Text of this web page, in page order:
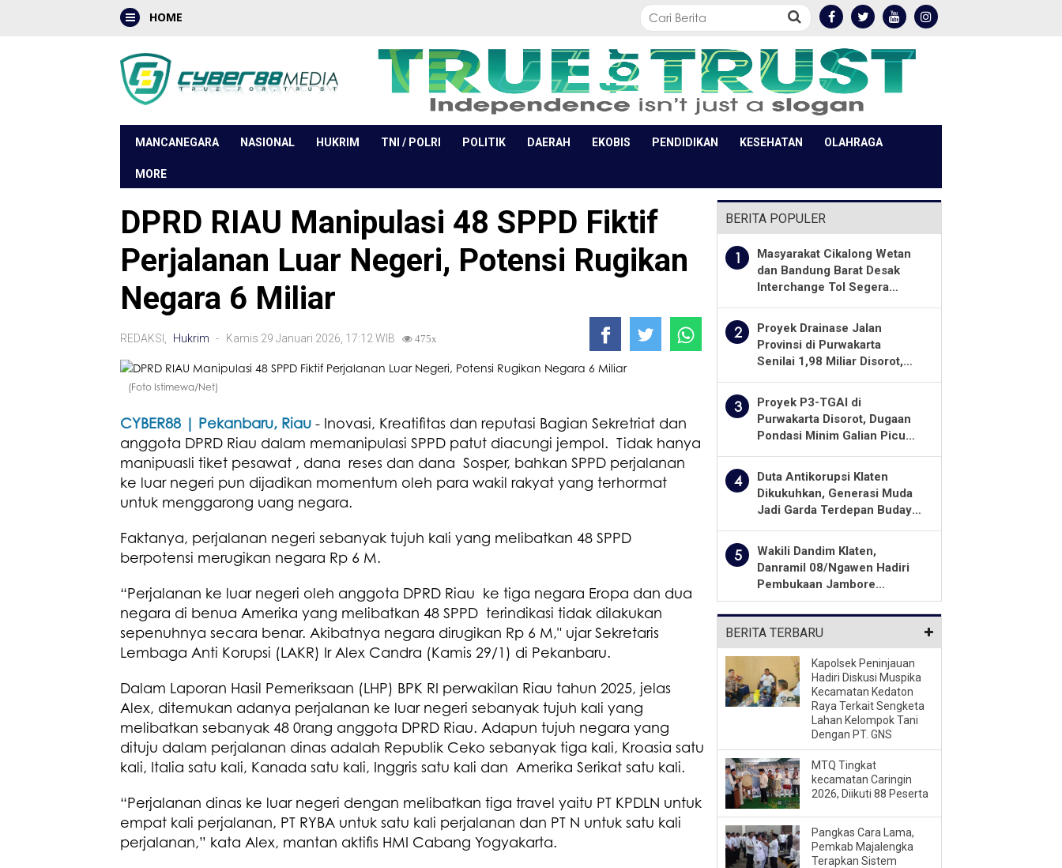
HOME
MANCANEGARA NASIONAL HUKRIM TNI / POLRI POLITIK DAERAH EKOBIS PENDIDIKAN KESEHATAN OLAHRAGA
MORE
DPRD RIAU Manipulasi 48 SPPD Fiktif
Perjalanan Luar Negeri, Potensi Rugikan
Negara 6 Miliar
REDAKSI, Hukrim - Kamis 29 Januari 2026, 17:12 WIB 475x
(Foto Istimewa/Net)
CYBER88 | Pekanbaru, Riau - Inovasi, Kreatifitas dan reputasi Bagian Sekretriat dan
anggota DPRD Riau dalam memanipulasi SPPD patut diacungi jempol. Tidak hanya
manipuasli tiket pesawat , dana reses dan dana Sosper, bahkan SPPD perjalanan
ke luar negeri pun dijadikan momentum oleh para wakil rakyat yang terhormat
untuk menggarong uang negara.
Faktanya, perjalanan negeri sebanyak tujuh kali yang melibatkan 48 SPPD
berpotensi merugikan negara Rp 6 M.
“Perjalanan ke luar negeri oleh anggota DPRD Riau ke tiga negara Eropa dan dua
negara di benua Amerika yang melibatkan 48 SPPD terindikasi tidak dilakukan
sepenuhnya secara benar. Akibatnya negara dirugikan Rp 6 M," ujar Sekretaris
Lembaga Anti Korupsi (LAKR) Ir Alex Candra (Kamis 29/1) di Pekanbaru.
Dalam Laporan Hasil Pemeriksaan (LHP) BPK RI perwakilan Riau tahun 2025, jelas
Alex, ditemukan adanya perjalanan ke luar negeri sebanyak tujuh kali yang
melibatkan sebanyak 48 0rang anggota DPRD Riau. Adapun tujuh negara yang
dituju dalam perjalanan dinas adalah Republik Ceko sebanyak tiga kali, Kroasia satu
kali, Italia satu kali, Kanada satu kali, Inggris satu kali dan Amerika Serikat satu kali.
“Perjalanan dinas ke luar negeri dengan melibatkan tiga travel yaitu PT KPDLN untuk
empat kali perjalanan, PT RYBA untuk satu kali perjalanan dan PT N untuk satu kali
perjalanan,” kata Alex, mantan aktifis HMI Cabang Yogyakarta.
BERITA POPULER
1
Masyarakat Cikalong Wetan
dan Bandung Barat Desak
Interchange Tol Segera
2
Proyek Drainase Jalan
Provinsi di Purwakarta
Senilai 1,98 Miliar Disorot,
Pekerjaan Diawasi Ketat
3
Proyek P3-TGAI di
Purwakarta Disorot, Dugaan
Pondasi Minim Galian Picu
Pengawasan
4
Duta Antikorupsi Klaten
Dikukuhkan, Generasi Muda
Jadi Garda Terdepan Budaya
5
Wakili Dandim Klaten,
Danramil 08/Ngawen Hadiri
Pembukaan Jambore
Pramuka MTs Se-Jawa
Tengah 2026
BERITA TERBARU
Kapolsek Peninjauan
Hadiri Diskusi Muspika
Kecamatan Kedaton
Raya Terkait Sengketa
Lahan Kelompok Tani
Dengan PT. GNS
MTQ Tingkat
kecamatan Caringin
2026, Diikuti 88 Peserta
Pangkas Cara Lama,
Pemkab Majalengka
Terapkan Sistem